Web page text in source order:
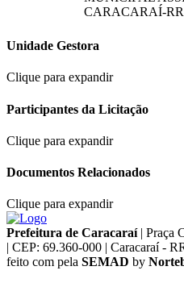
CARACARAÍ-
Unidade Gestora
Clique para expandir
Participantes da Licitação
Clique para expandir
Documentos Relacionados
Clique para expandir
Prefeitura de Caracaraí | Praça
| CEP: 69.360-000 | Caracaraí -
feito com pela SEMAD by